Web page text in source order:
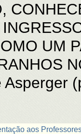
UM
Asperger
aos